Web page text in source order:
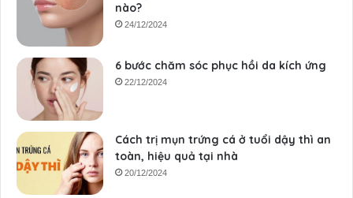
nào?
24/12/2024
6 bước chăm sóc phục hồi da kích ứng
22/12/2024
Cách trị mụn trứng cá ở tuổi dậy thì an
toàn, hiệu quả tại nhà
20/12/2024